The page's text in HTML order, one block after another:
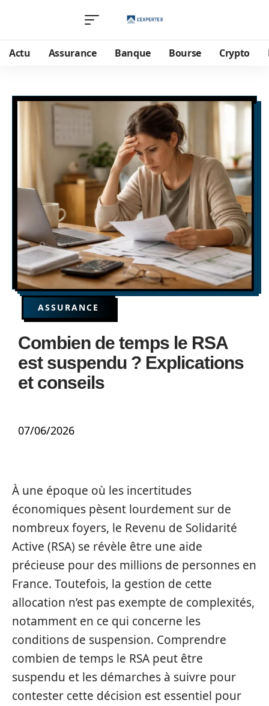
Actu Assurance Banque Bourse Crypto
ASSURANCE
Combien de temps le RSA
est suspendu ? Explications
et conseils
07/06/2026
À une époque où les incertitudes
économiques pèsent lourdement sur de
nombreux foyers, le Revenu de Solidarité
Active (RSA) se révèle être une aide
précieuse pour des millions de personnes en
France. Toutefois, la gestion de cette
allocation n’est pas exempte de complexités,
notamment en ce qui concerne les
conditions de suspension. Comprendre
combien de temps le RSA peut être
suspendu et les démarches à suivre pour
contester cette décision est essentiel pour